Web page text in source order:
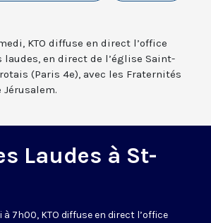
KTO diffuse en direct l’office
laudes, en direct de l’église Saint-
(Paris 4e), avec les Fraternités
Laudes à St-
à 7h00, KTO diffuse en direct l’office